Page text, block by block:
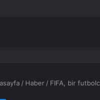
/ Haber / FIFA, bir